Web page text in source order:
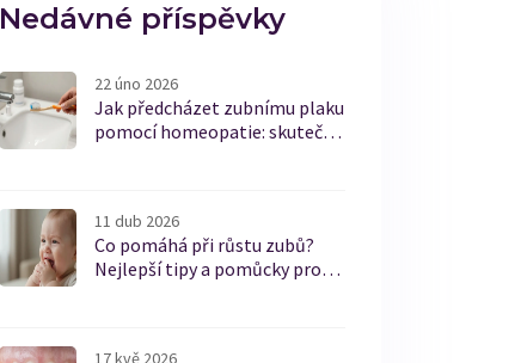
Nedávné příspěvky
22 úno 2026
Jak předcházet zubnímu plaku
pomocí homeopatie: skutečné
11 dub 2026
Co pomáhá při růstu zubů?
Nejlepší tipy a pomůcky pro
17 kvě 2026